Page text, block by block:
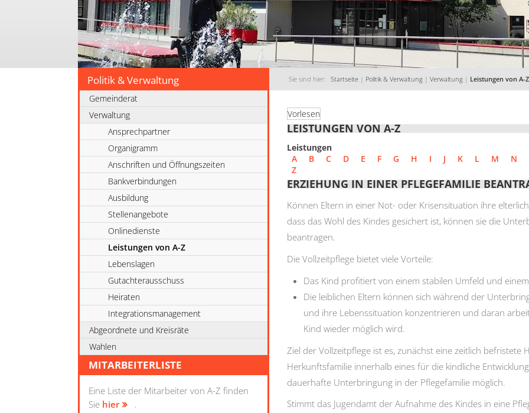
Politik & Verwaltung Sie sind hier: Startseite | Politik & Verwaltung | Verwaltung | Leistungen von A-Z
Gemeinderat
Verwaltung
Ansprechpartner
Organigramm
Anschriften und Öffnungszeiten
Bankverbindungen
Ausbildung
Stellenangebote
Onlinedienste
Leistungen von A-Z
Lebenslagen
Gutachterausschuss
Heiraten
Integrationsmanagement
Abgeordnete und Kreisräte
Wahlen
MITARBEITERLISTE
Eine Liste der Mitarbeiter von A-Z finden
Sie hier .
Vorlesen
LEISTUNGEN VON A-Z
Leistungen
A
B C D E F G H I J K L M N
Z
ERZIEHUNG IN EINER PFLEGEFAMILIE
Können Eltern in einer Not- oder Krisensituation ihre
dass das Wohl des Kindes gesichert ist, können sie die
beantragen.
Die Vollzeitpflege bietet viele Vorteile:
Das Kind profitiert von einem stabilen Umfeld und
Die leiblichen Eltern können sich während der
und ihre Lebenssituation konzentrieren und daran
Kind wieder möglich wird.
Ziel der Vollzeitpflege ist es, zunächst eine zeitlich befristete
Herkunftsfamilie innerhalb eines für die kindliche
dauerhafte Unterbringung in der Pflegefamilie möglich.
Stimmt das Jugendamt der Aufnahme des Kindes in eine